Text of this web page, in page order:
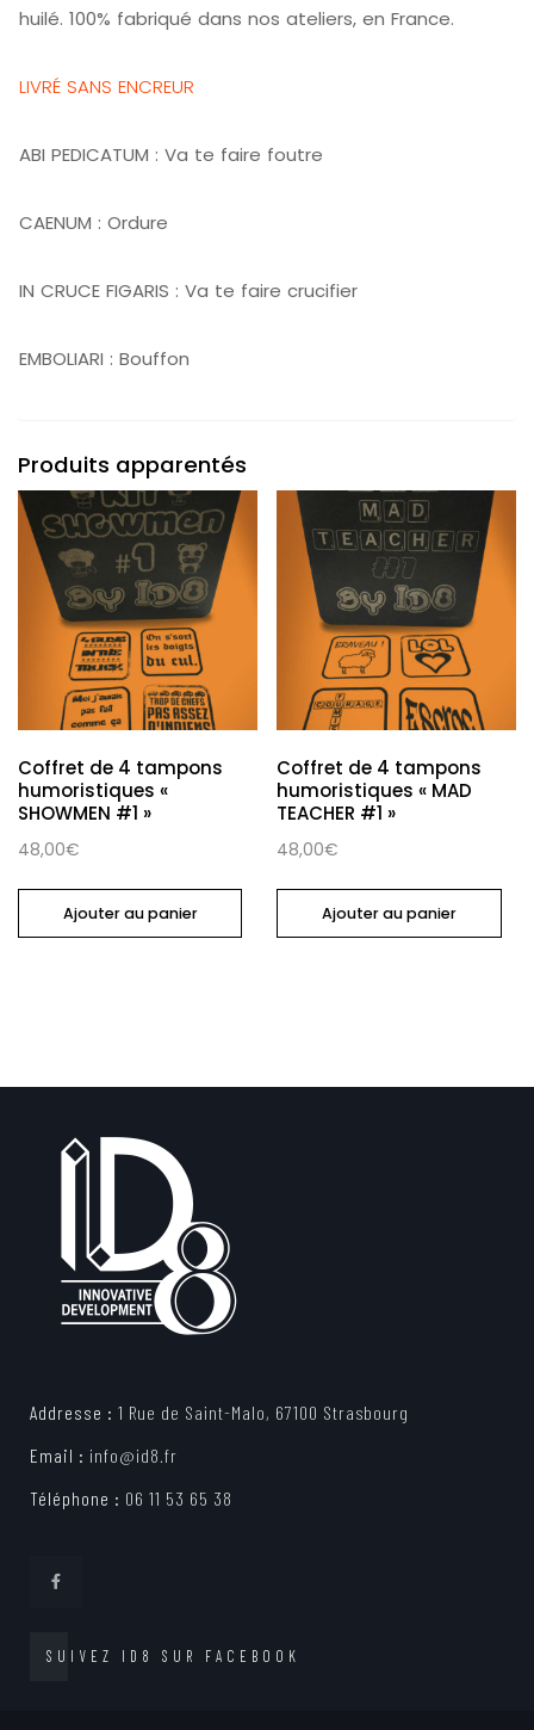
huilé. 100% fabriqué dans nos ateliers, en France.
LIVRÉ SANS ENCREUR
ABI PEDICATUM : Va te faire foutre
CAENUM : Ordure
IN CRUCE FIGARIS : Va te faire crucifier
EMBOLIARI : Bouffon
Produits apparentés
Coffret de 4 tampons
humoristiques «
SHOWMEN #1 »
48,00€
Ajouter au panier
Coffret de 4 tampons
humoristiques « MAD
TEACHER #1 »
48,00€
Ajouter au panier
Addresse : 1 Rue de Saint-Malo, 67100 Strasbourg
Email : info@id8.fr
Téléphone : 06 11 53 65 38
SUIVEZ ID8 SUR FACEBOOK